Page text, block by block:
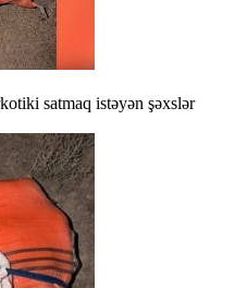
satmaq istəyən şəxslər